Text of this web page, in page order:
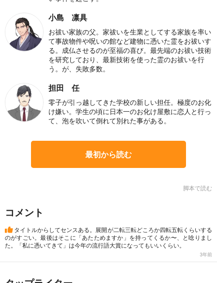
小島 凛具
お祓い家族の父。家祓いを生業としてする家族を率い
て事故物件や呪いの館など建物に憑いた霊をお祓いす
る。成仏させるのが至福の喜び。最先端のお祓い技術
を研究しており、最新技術を使った霊のお祓いを行
う。が、失敗多数。
担田 任
零子が引っ越してきた学校の新しい担任。極度のお化
け嫌い。学生の頃に日本一のお化け屋敷に恋人と行っ
て、泡を吹いて倒れて別れた事がある。
最初から読む
脚本で読む
コメント
タイトルからしてセンスある。展開が二転三転どころか四転五転くらいする
のがすごい。最後はそこに「あたためますか」を持ってくるか〜、と唸りまし
た。「私に憑いてきて」は今年の流行語大賞になってもいいくらい。
3年前